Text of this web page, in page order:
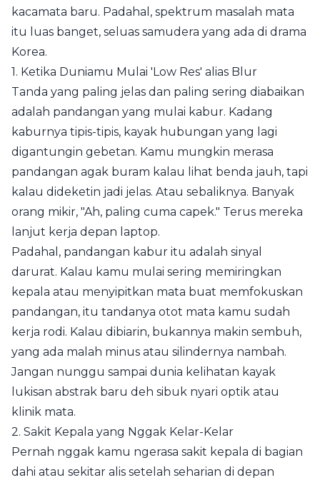
kacamata baru. Padahal, spektrum masalah mata
itu luas banget, seluas samudera yang ada di drama
Korea.
1. Ketika Duniamu Mulai 'Low Res' alias Blur
Tanda yang paling jelas dan paling sering diabaikan
adalah pandangan yang mulai kabur. Kadang
kaburnya tipis-tipis, kayak hubungan yang lagi
digantungin gebetan. Kamu mungkin merasa
pandangan agak buram kalau lihat benda jauh, tapi
kalau dideketin jadi jelas. Atau sebaliknya. Banyak
orang mikir, "Ah, paling cuma capek." Terus mereka
lanjut kerja depan laptop.
Padahal, pandangan kabur itu adalah sinyal
darurat. Kalau kamu mulai sering memiringkan
kepala atau menyipitkan mata buat memfokuskan
pandangan, itu tandanya otot mata kamu sudah
kerja rodi. Kalau dibiarin, bukannya makin sembuh,
yang ada malah minus atau silindernya nambah.
Jangan nunggu sampai dunia kelihatan kayak
lukisan abstrak baru deh sibuk nyari optik atau
klinik mata.
2. Sakit Kepala yang Nggak Kelar-Kelar
Pernah nggak kamu ngerasa sakit kepala di bagian
dahi atau sekitar alis setelah seharian di depan